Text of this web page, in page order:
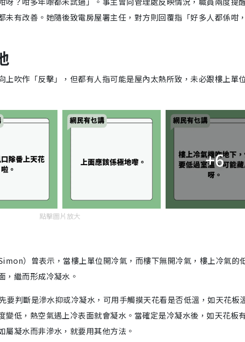
未有改善。她隨後致電房屋署主任，對方則回覆指「好多人都係咁
上吹作「反擊」，但都有人指可能是屋內太熱所致，未必跟樓上單
+6
點擊圖片放大
）曾表示，當樓上單位開冷氣，而樓下無開冷氣，樓上冷氣的
，繼而形成冷凝水。
判斷是滲水抑或冷凝水，可用手觸摸天花看是否低溫，如天花板
變低，熱空氣遇上冷表面就會凝水。當確定是冷凝水後，如天花板
凝水而非滲水，就要用其他方法。